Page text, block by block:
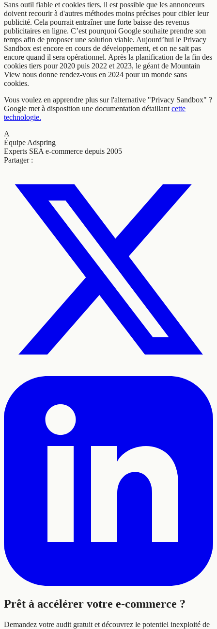
Sans outil fiable et cookies tiers, il est possible que les annonceurs
doivent recourir à d'autres méthodes moins précises pour cibler leur
publicité. Cela pourrait entraîner une forte baisse des revenus
publicitaires en ligne. C’est pourquoi Google souhaite prendre son
temps afin de proposer une solution viable. Aujourd’hui le Privacy
Sandbox est encore en cours de développement, et on ne sait pas
encore quand il sera opérationnel. Après la planification de la fin des
cookies tiers pour 2020 puis 2022 et 2023, le géant de Mountain
View nous donne rendez-vous en 2024 pour un monde sans
cookies.
Vous voulez en apprendre plus sur l'alternative "Privacy Sandbox" ?
Google met à disposition une documentation détaillant cette
technologie.
A
Équipe Adspring
Experts SEA e-commerce depuis 2005
Partager :
Prêt à accélérer votre e-commerce ?
Demandez votre audit gratuit et découvrez le potentiel inexploité de